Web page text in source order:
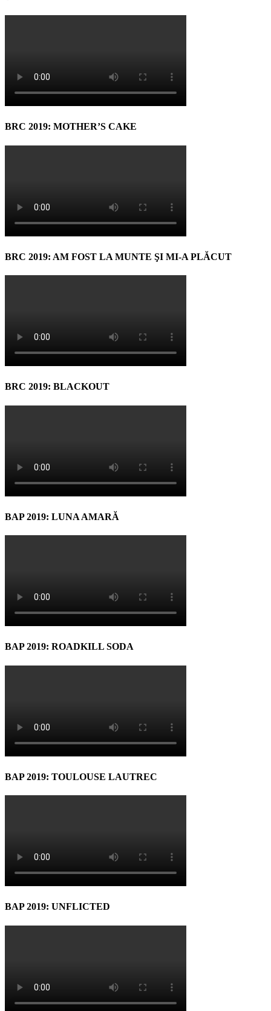
BRC 2019: MOTHER’S CAKE
BRC 2019: AM FOST LA MUNTE ŞI MI-A PLĂCUT
BRC 2019: BLACKOUT
BAP 2019: LUNA AMARĂ
BAP 2019: ROADKILL SODA
BAP 2019: TOULOUSE LAUTREC
BAP 2019: UNFLICTED